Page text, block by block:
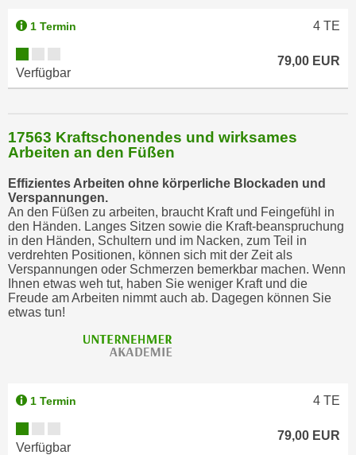
1 Termin 4 TE
Verfügbar
79,00 EUR
17563 Kraftschonendes und wirksames
Arbeiten an den Füßen
Effizientes Arbeiten ohne körperliche Blockaden und
Verspannungen.
An den Füßen zu arbeiten, braucht Kraft und Feingefühl in
den Händen. Langes Sitzen sowie die Kraft-beanspruchung
in den Händen, Schultern und im Nacken, zum Teil in
verdrehten Positionen, können sich mit der Zeit als
Verspannungen oder Schmerzen bemerkbar machen. Wenn
Ihnen etwas weh tut, haben Sie weniger Kraft und die
Freude am Arbeiten nimmt auch ab. Dagegen können Sie
etwas tun!
1 Termin 4 TE
Verfügbar
79,00 EUR